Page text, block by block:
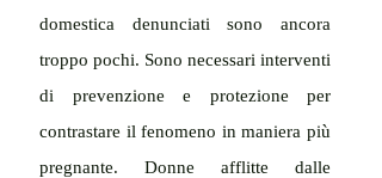
domestica denunciati sono ancora
troppo pochi. Sono necessari interventi
di prevenzione e protezione per
contrastare il fenomeno in maniera più
pregnante. Donne afflitte dalle